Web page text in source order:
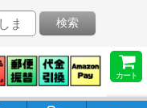
カート
検索